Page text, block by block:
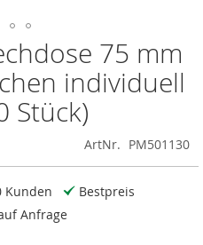
75 mm
individuell
Stück)
ArtNr. PM501130
Kunden
Bestpreis
Anfrage